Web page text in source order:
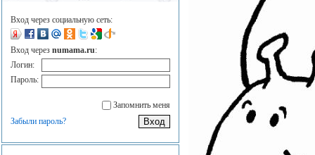
Вход через социальную сеть:
Вход через numama.ru:
Логин:
Пароль:
Запомнить меня
Забыли пароль?